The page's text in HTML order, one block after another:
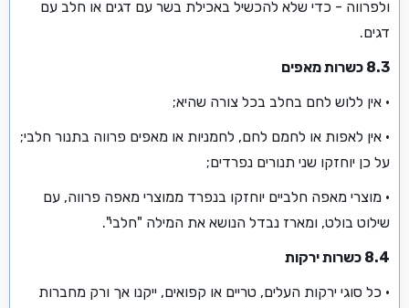
ולפרווה - כדי שלא להכשיל באכילת בשר עם דגים או חלב עם
דגים.
8.3 כשרות מאפים
• אין ללוש לחם בחלב בכל צורה שהיא;
• אין לאפות או לחמם לחם, לחמניות או מאפים פרווה בתנור חלבי;
על כן יוחזקו שני תנורים נפרדים;
• מוצרי מאפה חלביים יוחזקו בנפרד ממוצרי מאפה פרווה, עם
שילוט בולט, ומארז נבדל הנושא את המילה "חלבי".
8.4 כשרות ירקות
• כל סוגי ירקות העלים, טריים או קפואים, ייקנו אך ורק מחברות